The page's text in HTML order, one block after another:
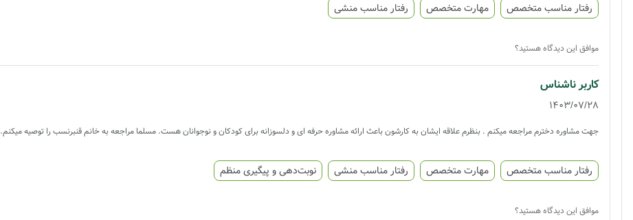
رفتار مناسب متخصص مهارت متخصص رفتار مناسب منشی
موافق این دیدگاه هستید؟
کاربر ناشناس
1403/07/28
جهت مشاوره دخترم مراجعه میکنم . بنظرم علاقه ایشان به کارشون باعث ارائه مشاوره حرفه ای و دلسوزانه برای کودکان و نوجوانان هست. مسلما مراجعه به خانم قنبرنسب را توصیه میکنم.
رفتار مناسب متخصص مهارت متخصص رفتار مناسب منشی نوبت‌دهی و پیگیری منظم
موافق این دیدگاه هستید؟